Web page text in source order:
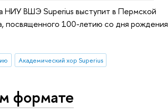
НИУ ВШЭ Superius выступит в Пермской
посвященного 100-летию со дня рождения
Академический хор Superius
формате